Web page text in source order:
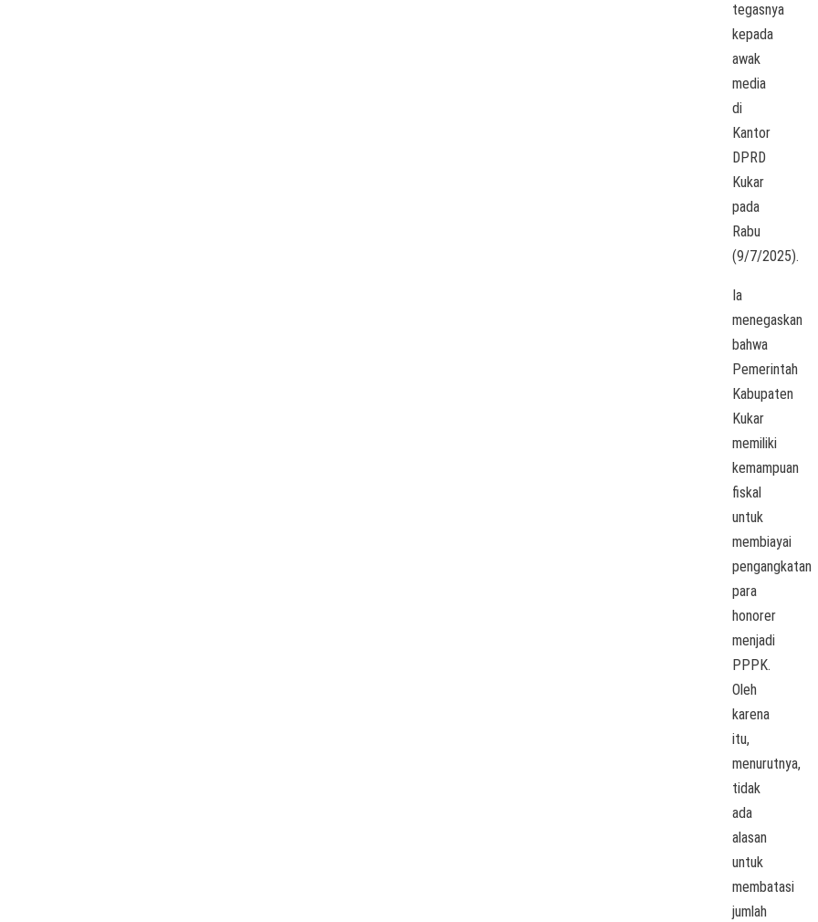
tegasnya
kepada
awak
media
di
Kantor
DPRD
Kukar
pada
Rabu
(9/7/2025).
Ia
menegaskan
bahwa
Pemerintah
Kabupaten
Kukar
memiliki
kemampuan
fiskal
untuk
membiayai
pengangkatan
para
honorer
menjadi
PPPK.
Oleh
karena
itu,
menurutnya,
tidak
ada
alasan
untuk
membatasi
jumlah